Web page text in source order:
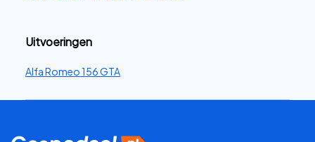
Uitvoeringen
Alfa Romeo 156 GTA